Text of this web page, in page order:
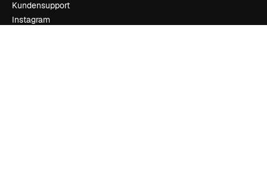
Kundensupport
Instagram